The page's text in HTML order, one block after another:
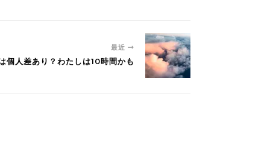
最近
人差あり？わたしは10時間かも